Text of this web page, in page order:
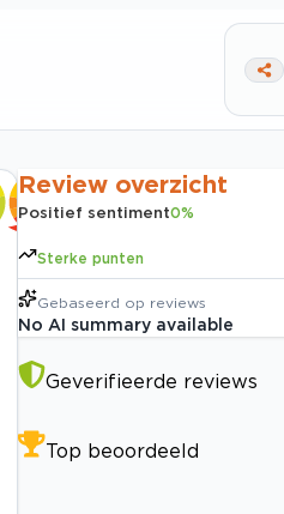
Review overzicht
Positief sentiment0%
Sterke punten
Gebaseerd op reviews
No AI summary available
Geverifieerde reviews
Top beoordeeld